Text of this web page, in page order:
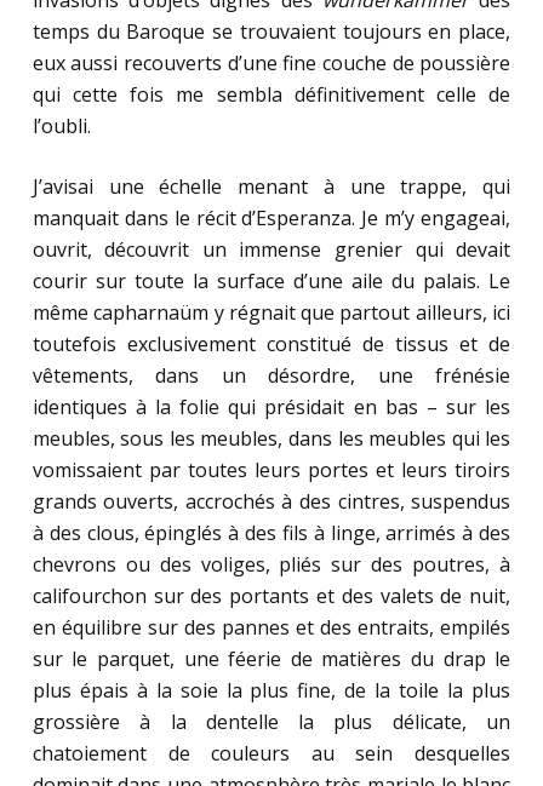
temps du Baroque se trouvaient toujours en place,
eux aussi recouverts d’une fine couche de poussière
qui cette fois me sembla définitivement celle de
l’oubli.
J’avisai une échelle menant à une trappe, qui
manquait dans le récit d’Esperanza. Je m’y engageai,
ouvrit, découvrit un immense grenier qui devait
courir sur toute la surface d’une aile du palais. Le
même capharnaüm y régnait que partout ailleurs, ici
toutefois exclusivement constitué de tissus et de
vêtements, dans un désordre, une frénésie
identiques à la folie qui présidait en bas – sur les
meubles, sous les meubles, dans les meubles qui les
vomissaient par toutes leurs portes et leurs tiroirs
grands ouverts, accrochés à des cintres, suspendus
à des clous, épinglés à des fils à linge, arrimés à des
chevrons ou des voliges, pliés sur des poutres, à
califourchon sur des portants et des valets de nuit,
en équilibre sur des pannes et des entraits, empilés
sur le parquet, une féerie de matières du drap le
plus épais à la soie la plus fine, de la toile la plus
grossière à la dentelle la plus délicate, un
chatoiement de couleurs au sein desquelles